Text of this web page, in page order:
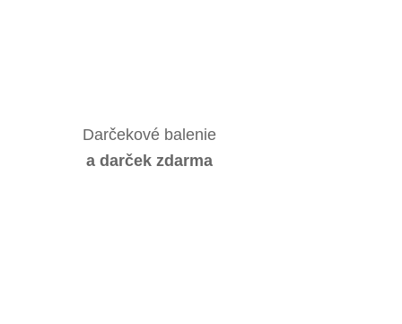
Darčekové balenie
a darček zdarma